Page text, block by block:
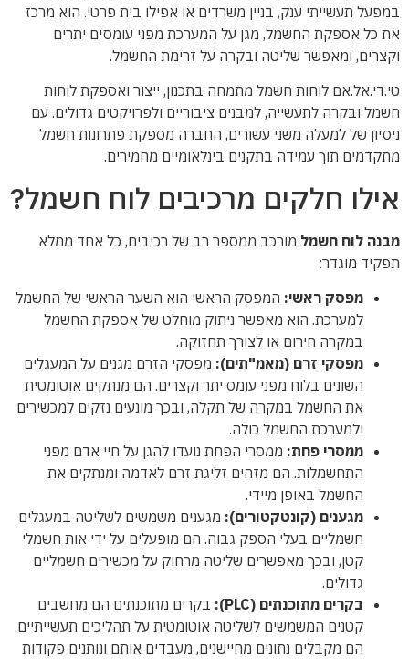
במפעל תעשייתי ענק, בניין משרדים או אפילו בית פרטי. הוא מרכז
את כל אספקת החשמל, מגן על המערכת מפני עומסים יתרים
וקצרים, ומאפשר שליטה ובקרה על זרימת החשמל.
טי.די.אל.אם לוחות חשמל מתמחה בתכנון, ייצור ואספקת לוחות
חשמל ובקרה לתעשייה, למבנים ציבוריים ולפרויקטים גדולים. עם
ניסיון של למעלה משני עשורים, החברה מספקת פתרונות חשמל
מתקדמים תוך עמידה בתקנים בינלאומיים מחמירים.
אילו חלקים מרכיבים לוח חשמל?
מבנה לוח חשמל מורכב ממספר רב של רכיבים, כל אחד ממלא
תפקיד מוגדר:
מפסק ראשי: המפסק הראשי הוא השער הראשי של החשמל
למערכת. הוא מאפשר ניתוק מוחלט של אספקת החשמל
במקרה חירום או לצורך תחזוקה.
מפסקי זרם (מאמ"תים): מפסקי הזרם מגנים על המעגלים
השונים בלוח מפני עומס יתר וקצרים. הם מנתקים אוטומטית
את החשמל במקרה של תקלה, ובכך מונעים נזקים למכשירים
ולמערכת החשמל כולה.
ממסרי פחת: ממסרי הפחת נועדו להגן על חיי אדם מפני
התחשמלות. הם מזהים זליגת זרם לאדמה ומנתקים את
החשמל באופן מיידי.
מגענים (קונטקטורים): מגענים משמשים לשליטה במעגלים
חשמליים בעלי הספק גבוה. הם מופעלים על ידי אות חשמלי
קטן, ובכך מאפשרים שליטה מרחוק על מכשירים חשמליים
גדולים.
בקרים מתוכנתים (PLC):
בקרים מתוכנתים הם מחשבים
קטנים המשמשים לשליטה אוטומטית על תהליכים תעשייתיים.
הם מקבלים נתונים מחיישנים, מעבדים אותם ונותנים פקודות